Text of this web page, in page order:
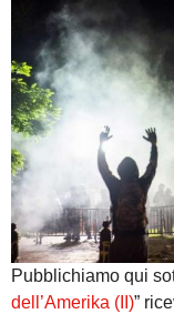
Pubblichiamo qui
dell’Amerika (II)”